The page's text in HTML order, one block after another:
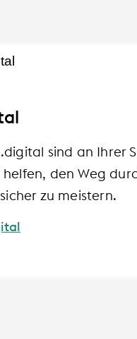
sind an Ihrer
den Weg
zu meistern.